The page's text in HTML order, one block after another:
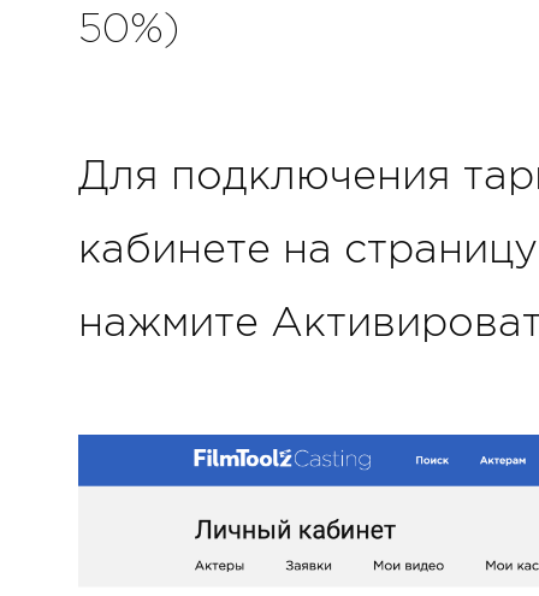
50%)
Для подключения
кабинете на
нажмите